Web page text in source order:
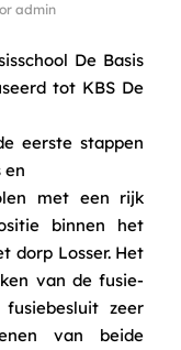
admin
De Basis
tot KBS De
eerste stappen
en
met een rijk
binnen het
dorp Losser. Het
van de fusie-
zeer
van beide